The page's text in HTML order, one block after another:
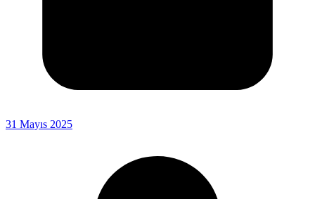
31 Mayıs 2025